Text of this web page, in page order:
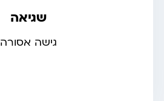
שגיאה
גישה אסורה